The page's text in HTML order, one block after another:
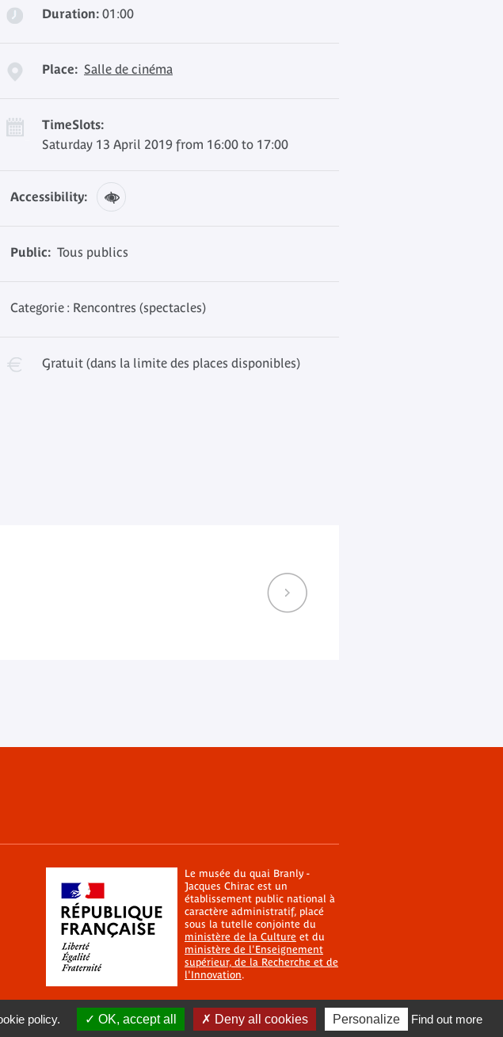
Duration: 01:00
Place: Salle de cinéma
TimeSlots:
Saturday 13 April 2019 from 16:00 to 17:00
Accessibility:
Public: Tous publics
Categorie : Rencontres (spectacles)
Gratuit (dans la limite des places disponibles)
Le musée du quai Branly -
Jacques Chirac est un
établissement public national à
caractère administratif, placé
sous la tutelle conjointe du
ministère de la Culture et du
ministère de l'Enseignement
supérieur, de la Recherche et de
l'Innovation.
policy. OK, accept all Deny all cookies Personalize Find out more